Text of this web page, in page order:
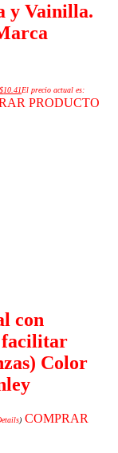
y Vainilla.
$10.41El precio actual es:
PRODUCTO
con
facilitar
Color
) COMPRAR